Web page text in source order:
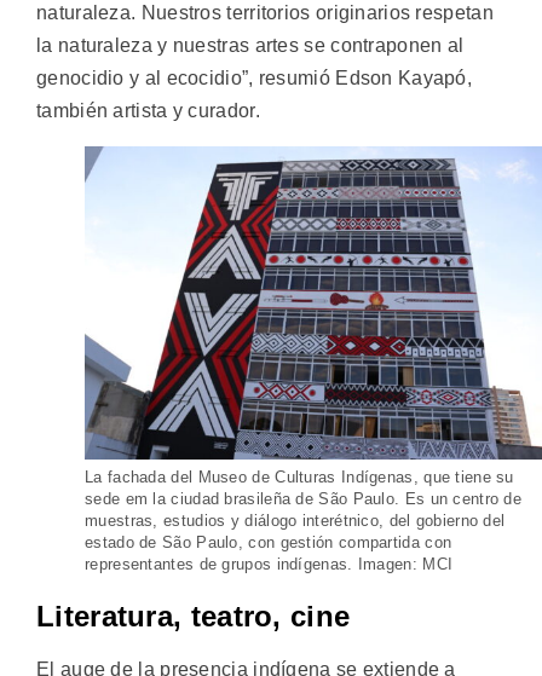
naturaleza. Nuestros territorios originarios respetan
la naturaleza y nuestras artes se contraponen al
genocidio y al ecocidio”, resumió Edson Kayapó,
también artista y curador.
La fachada del Museo de Culturas Indígenas, que tiene su
sede em la ciudad brasileña de São Paulo. Es un centro de
muestras, estudios y diálogo interétnico, del gobierno del
estado de São Paulo, con gestión compartida con
representantes de grupos indígenas. Imagen: MCI
Literatura, teatro, cine
El auge de la presencia indígena se extiende a